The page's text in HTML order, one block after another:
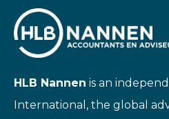
HLB Nannen is an
International, the global